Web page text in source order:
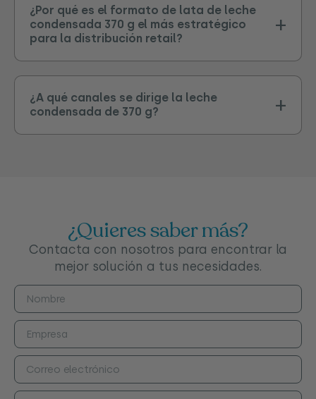
¿Por qué es el formato de lata de leche
condensada 370 g el más estratégico
para la distribución retail?
¿A qué canales se dirige la leche
condensada de 370 g?
¿Quieres saber más?
Contacta con nosotros para encontrar la
mejor solución a tus necesidades.